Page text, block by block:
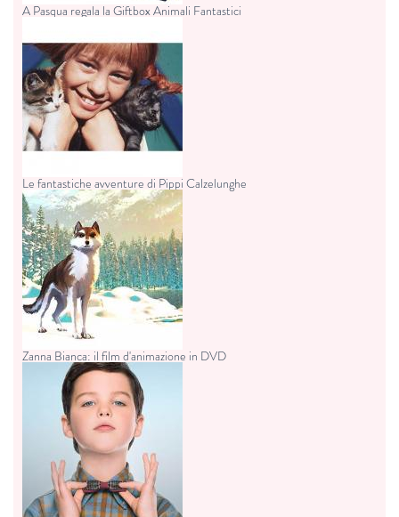
A Pasqua regala la Giftbox Animali Fantastici
Le fantastiche avventure di Pippi Calzelunghe
Zanna Bianca: il film d'animazione in DVD